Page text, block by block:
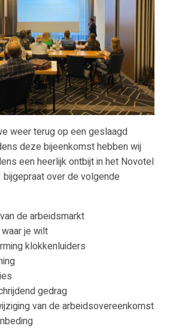
weer terug op een geslaagd
deze bijeenkomst hebben wij
een heerlijk ontbijt in het Novotel
over de volgende
de arbeidsmarkt
je wilt
klokkenluiders
gedrag
van de arbeidsovereenkomst